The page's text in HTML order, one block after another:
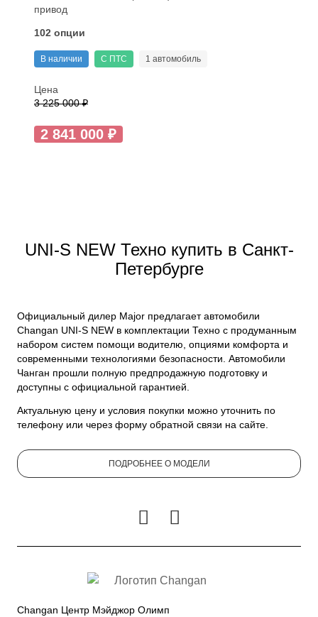
привод
102 опции
В наличии С ПТС 1 автомобиль
Цена
3 225 000 ₽
2 841 000 ₽
UNI-S NEW Техно купить в Санкт-
Петербурге
Официальный дилер Major предлагает автомобили
Changan UNI-S NEW в комплектации Техно с продуманным
набором систем помощи водителю, опциями комфорта и
современными технологиями безопасности. Автомобили
Чанган прошли полную предпродажную подготовку и
доступны с официальной гарантией.
Актуальную цену и условия покупки можно уточнить по
телефону или через форму обратной связи на сайте.
ПОДРОБНЕЕ О МОДЕЛИ
Changan Центр Мэйджор Олимп